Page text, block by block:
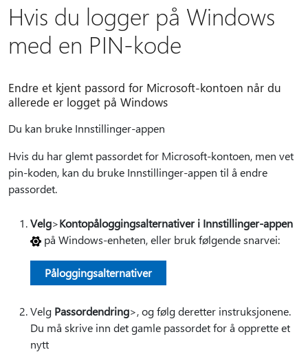
Hvis du logger på Windows
med en PIN-kode
Endre et kjent passord for Microsoft-kontoen når du
allerede er logget på Windows
Du kan bruke Innstillinger-appen
Hvis du har glemt passordet for Microsoft-kontoen, men vet
pin-koden, kan du bruke Innstillinger-appen til å endre
passordet.
Velg>Kontopåloggingsalternativer i Innstillinger-appen
på Windows-enheten, eller bruk følgende snarvei:
Påloggingsalternativer
Velg Passordendring>, og følg deretter instruksjonene.
Du må skrive inn det gamle passordet for å opprette et
nytt